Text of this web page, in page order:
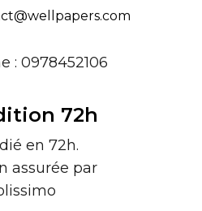
: 0978452106
72h
en 72h.
assurée par